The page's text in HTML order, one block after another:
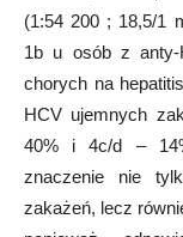
(1:54 200 ; 18,5/1
1b u osób z anty-
chorych na
HCV ujemnych
40% i 4c/d –
znaczenie nie
zakażeń, lecz